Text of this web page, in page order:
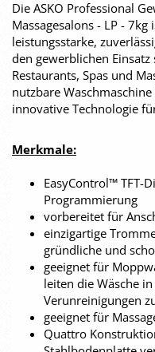
Die ASKO Professional
Massagesalons - LP -
leistungsstarke,
den gewerblichen
Restaurants, Spas und
nutzbare
innovative Technologie
Merkmale:
EasyControl™ TFT-
Programmierung
vorbereitet für
einzigartige
gründliche und
geeignet für
leiten die Wäsche
Verunreinigungen
geeignet für
Quattro